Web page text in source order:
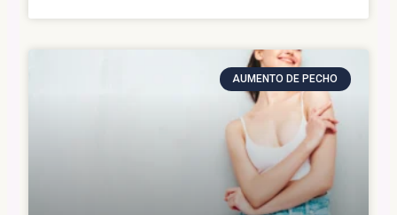
AUMENTO DE PECHO